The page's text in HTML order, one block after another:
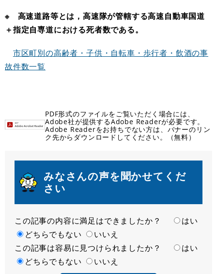
※ 高速道路等とは，高速隊が管轄する高速自動車国道
＋指定自専道における死者数である。
市区町別の高齢者・子供・自転車・歩行者・飲酒の事
故件数一覧
PDF形式のファイルをご覧いただく場合には、
Adobe社が提供するAdobe Readerが必要です。
Adobe Readerをお持ちでない方は、バナーのリン
ク先からダウンロードしてください。（無料）
みなさんの声を聞かせてくだ
さい
満
足
度
この記事の内容に満足はできましたか？
はい
どちらでもない
いいえ
容
易
この記事は容易に見つけられましたか？
はい
どちらでもない
いいえ